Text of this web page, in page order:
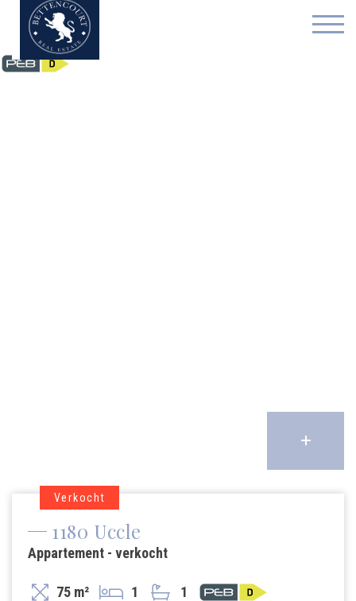
Verkocht
1180 Uccle
Appartement - verkocht
75 m² 1 1